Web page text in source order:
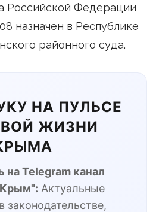
Российской Федерации
назначен в Республике
районного суда.
НА ПУЛЬСЕ
ЖИЗНИ
Telegram канал
Крым": Актуальные
законодательстве,